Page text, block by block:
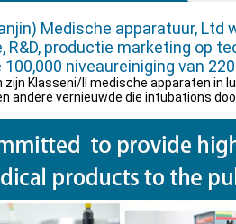
Medische apparatuur, Ltd
R&D, productie marketing op
niveaureiniging van
Klasseni/ll medische apparaten in
andere vernieuwde die intubations